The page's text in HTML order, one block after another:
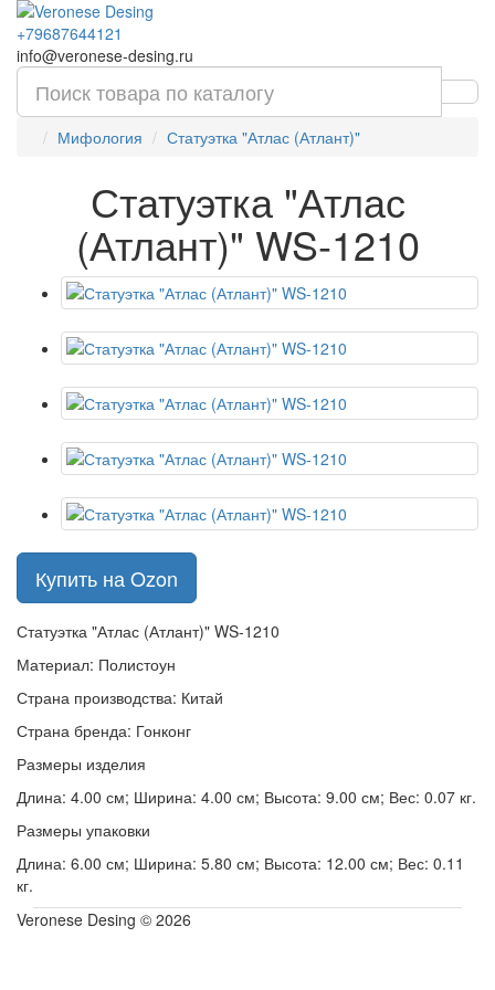
+79687644121
info@veronese-desing.ru
Мифология Статуэтка "Атлас (Атлант)"
Статуэтка "Атлас
(Атлант)" WS-1210
Купить на Ozon
Статуэтка "Атлас (Атлант)" WS-1210
Материал: Полистоун
Страна производства: Китай
Страна бренда: Гонконг
Размеры изделия
Длина: 4.00 см; Ширина: 4.00 см; Высота: 9.00 см; Вес: 0.07 кг.
Размеры упаковки
Длина: 6.00 см; Ширина: 5.80 см; Высота: 12.00 см; Вес: 0.11
кг.
Veronese Desing © 2026